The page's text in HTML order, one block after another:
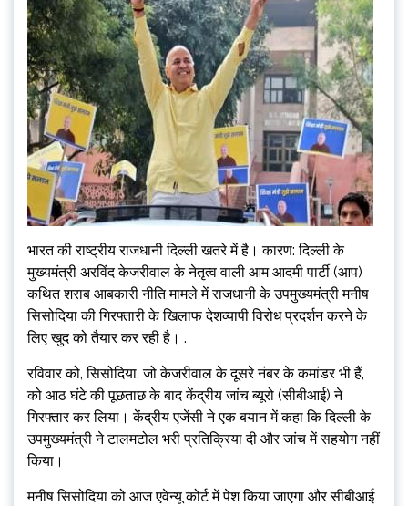
भारत की राष्ट्रीय राजधानी दिल्ली खतरे में है। कारण: दिल्ली के
मुख्यमंत्री अरविंद केजरीवाल के नेतृत्व वाली आम आदमी पार्टी (आप)
कथित शराब आबकारी नीति मामले में राजधानी के उपमुख्यमंत्री मनीष
सिसोदिया की गिरफ्तारी के खिलाफ देशव्यापी विरोध प्रदर्शन करने के
लिए खुद को तैयार कर रही है। .
रविवार को, सिसोदिया, जो केजरीवाल के दूसरे नंबर के कमांडर भी हैं,
को आठ घंटे की पूछताछ के बाद केंद्रीय जांच ब्यूरो (सीबीआई) ने
गिरफ्तार कर लिया। केंद्रीय एजेंसी ने एक बयान में कहा कि दिल्ली के
उपमुख्यमंत्री ने टालमटोल भरी प्रतिक्रिया दी और जांच में सहयोग नहीं
किया।
मनीष सिसोदिया को आज एवेन्यू कोर्ट में पेश किया जाएगा और सीबीआई